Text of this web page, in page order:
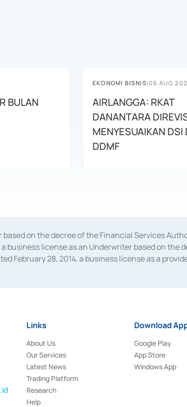
BULAN
EKONOMI BISNIS|06 AUG
AIRLANGGA: RKAT
DANANTARA
MENYESUAIKAN DSI
DDMF
on the decree of the Financial Services
business license as an Underwriter based on
February 28, 2014, a business license as a
Authority Number S-67/PM.21/2014 dated
in 2018.
Links
About Us
Our Services
Latest News
Trading Platform
Research
Help
Download
Google Play
App Store
Windows App